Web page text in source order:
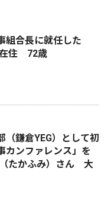
組合長に就任した
住 72歳
（鎌倉YEG）として初
カンファレンス」を
たかふみ）さん 大